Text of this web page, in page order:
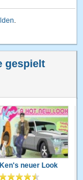
.
gespielt
Ken's neuer Look